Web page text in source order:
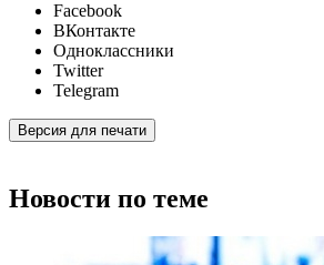
Facebook
ВКонтакте
Одноклассники
Twitter
Telegram
Версия для печати
Новости по теме